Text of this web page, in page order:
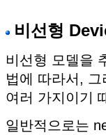
비선형
비선형 모델을
법에 따라서,
여러 가지이기
일반적으로는